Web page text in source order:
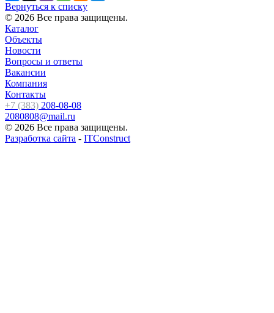
Вернуться к списку
© 2026 Все права защищены.
Каталог
Объекты
Новости
Вопросы и ответы
Вакансии
Компания
Контакты
+7 (383) 208-08-08
2080808@mail.ru
© 2026 Все права защищены.
Разработка сайта - ITConstruct